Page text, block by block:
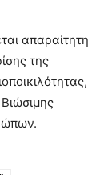
απαραίτητη
της